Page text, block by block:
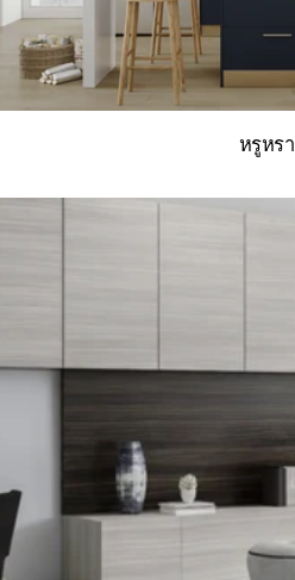
หรูหรา